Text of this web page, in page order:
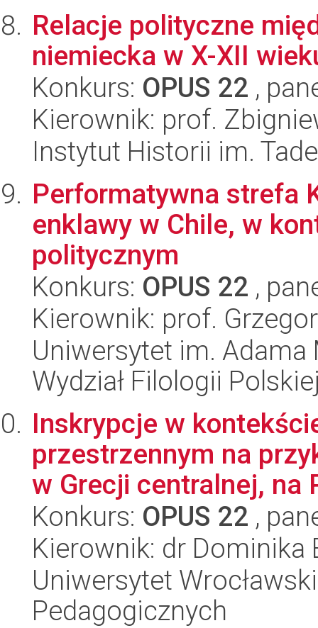
Relacje polityczne
niemiecka w X-XII
Konkurs: OPUS 22 ,
Kierownik: prof.
Instytut Historii im.
Performatywna strefa
enklawy w Chile, w
politycznym
Konkurs: OPUS 22 ,
Kierownik: prof.
Uniwersytet im.
Wydział Filologii
Inskrypcje w
przestrzennym na
w Grecji centralnej, na
Konkurs: OPUS 22 ,
Kierownik: dr Dominika
Uniwersytet
Pedagogicznych